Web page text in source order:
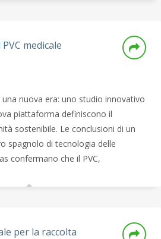
medicale
una nuova era: uno studio innovativo
piattaforma definiscono il
sostenibile. Le conclusioni di un
spagnolo di tecnologia delle
confermano che il PVC,
per la raccolta